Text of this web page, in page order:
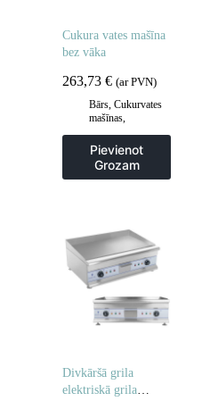
Cukura vates mašīna
bez vāka
263,73 € (ar PVN)
Bārs Cukurvates
mašīnas
Pievienot
Grozam
Divkāršā grila
elektriskā grila